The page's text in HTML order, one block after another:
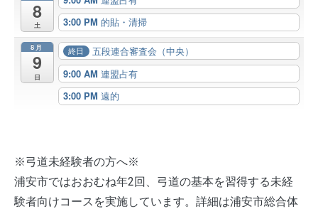
8
土
3:00 PM 的貼・清掃
8月
9
日
終日
五段連合審査会（中央）
9:00 AM 連盟占有
3:00 PM 遠的
※弓道未経験者の方へ※
浦安市ではおおむね年2回、弓道の基本を習得する未経
験者向けコースを実施しています。詳細は浦安市総合体